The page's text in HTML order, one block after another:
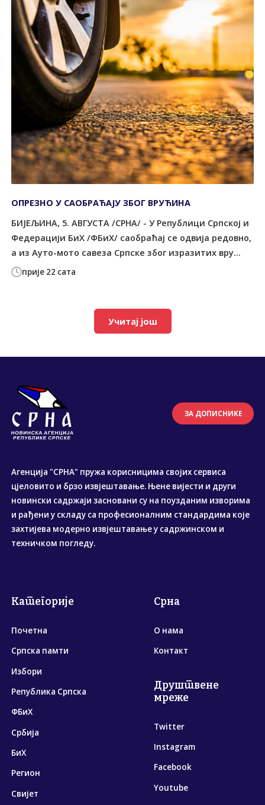
прије 22 сата
ОПРЕЗНО У САОБРАЋАЈУ ЗБОГ ВРУЋИНА
БИЈЕЉИНА, 5. АВГУСТА /СРНА/ - У Републици Српској и
Федерацији БиХ /ФБиХ/ саобраћај се одвија редовно,
а из Ауто-мото савеза Српске због изразитих вру...
Учитај још
ЗА ДОПИСНИКЕ
Агенција "СРНА" пружа корисницима својих сервиса
цјеловито и брзо извјештавање. Њене вијести и други
новински садржаји засновани су на поузданим изворима
и рађени у складу са професионалним стандардима које
захтијева модерно извјештавање у садржинском и
техничком погледу.
Категорије
Почетна
Српска памти
Избори
Република Српска
ФБиХ
Србија
БиХ
Регион
Свијет
Срна
О нама
Контакт
Друштвене
мреже
Twitter
Instagram
Facebook
Youtube